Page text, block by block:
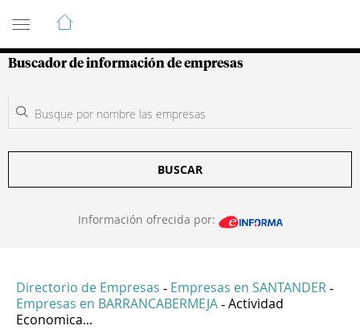
Guía de Empresas Colombianas
Buscador de información de empresas
BUSCAR
Información ofrecida por:
Directorio de Empresas - Empresas en SANTANDER -
Empresas en BARRANCABERMEJA - Actividad
Economica...